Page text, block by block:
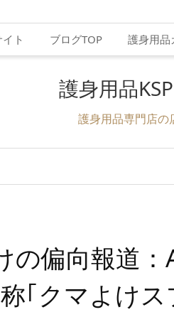
ト ブログTOP 護身用品
護身用品
護身用品専門店の
の偏向報道：
｢クマよけス